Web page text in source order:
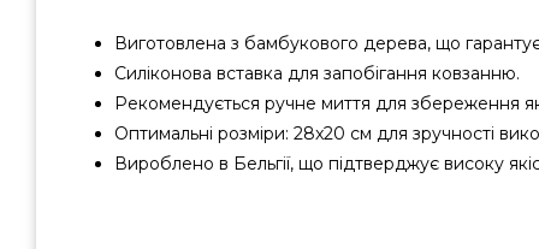
Виготовлена з бамбукового дерева, що гарантує
Силіконова вставка для запобігання ковзанню.
Рекомендується ручне миття для збереження
Оптимальні розміри: 28x20 см для зручності
Вироблено в Бельгії, що підтверджує високу